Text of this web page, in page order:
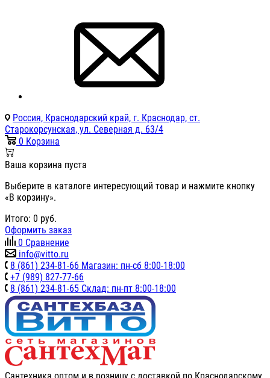
Россия, Краснодарский край, г. Краснодар, ст.
Старокорсунская, ул. Северная д. 63/4
0 Корзина
Ваша корзина пуста
Выберите в каталоге интересующий товар и нажмите кнопку
«В корзину».
Итого: 0 руб.
Оформить заказ
0 Сравнение
info@vitto.ru
8 (861) 234-81-66 Магазин: пн-сб 8:00-18:00
+7 (989) 827-77-66
8 (861) 234-81-65 Склад: пн-пт 8:00-18:00